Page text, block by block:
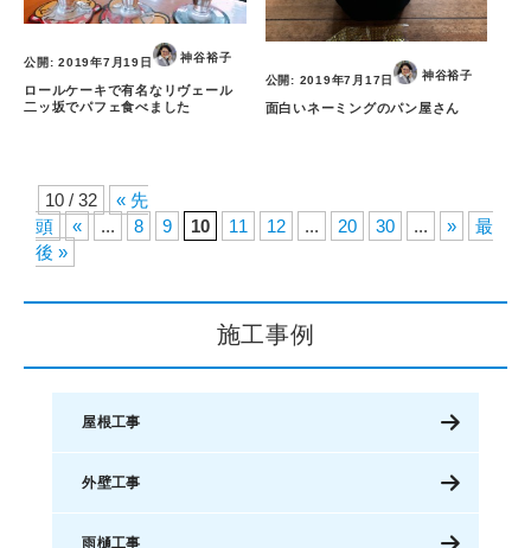
公開: 2019年7月19日 神谷裕子
ロールケーキで有名なリヴェール
二ッ坂でパフェ食べました
公開: 2019年7月17日 神谷裕子
面白いネーミングのパン屋さん
10 / 32
« 先
頭
« ... 8 9 10 11 12 ... 20 30 ... »
最
後 »
施工事例
屋根工事
外壁工事
雨樋工事